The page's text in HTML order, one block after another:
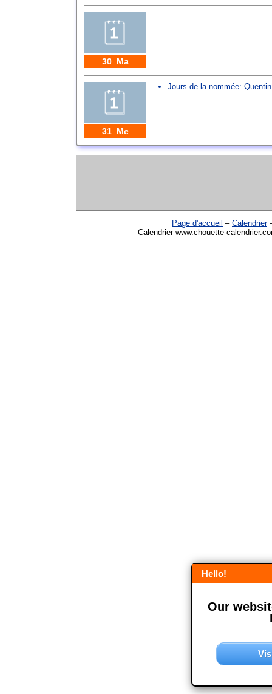
30 Ma
31 Me
Jours de la nommée: Quentin
Page d'accueil – Calendrier
Calendrier www.chouette-
Hello!
Our